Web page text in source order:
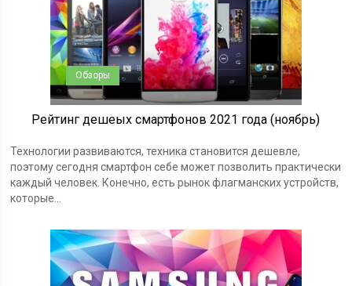
Обзоры
Рейтинг дешеых смартфонов 2021 года (ноябрь)
Технологии развиваются, техника становится дешевле,
поэтому сегодня смартфон себе может позволить практически
каждый человек. Конечно, есть рынок флагманских устройств,
которые...